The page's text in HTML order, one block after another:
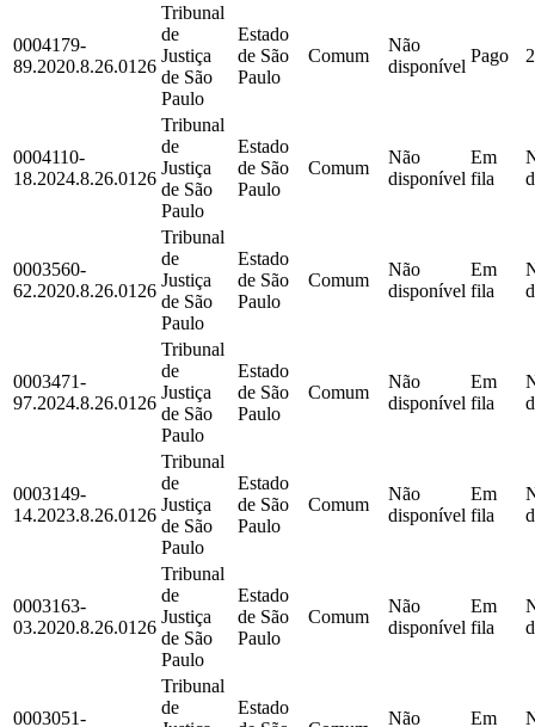
0004179-
89.2020.8.26.0126
Tribunal
de
Justiça
de São
Paulo
Estado
de São
Paulo
Comum
Não
disponível
Pago
0004110-
18.2024.8.26.0126
Tribunal
de
Justiça
de São
Paulo
Estado
de São
Paulo
Comum
Não
disponível
Em
fila
0003560-
62.2020.8.26.0126
Tribunal
de
Justiça
de São
Paulo
Estado
de São
Paulo
Comum
Não
disponível
Em
fila
0003471-
97.2024.8.26.0126
Tribunal
de
Justiça
de São
Paulo
Estado
de São
Paulo
Comum
Não
disponível
Em
fila
0003149-
14.2023.8.26.0126
Tribunal
de
Justiça
de São
Paulo
Estado
de São
Paulo
Comum
Não
disponível
Em
fila
0003163-
03.2020.8.26.0126
Tribunal
de
Justiça
de São
Paulo
Estado
de São
Paulo
Comum
Não
disponível
Em
fila
0003051-
Tribunal
de
Estado
Não Em